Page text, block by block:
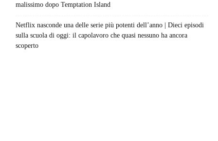
malissimo dopo Temptation Island
Netflix nasconde una delle serie più potenti dell’anno | Dieci episodi
sulla scuola di oggi: il capolavoro che quasi nessuno ha ancora
scoperto